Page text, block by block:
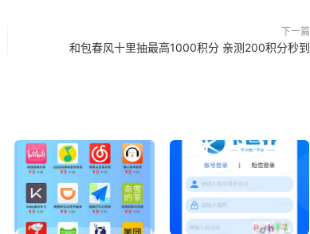
下一篇
和包春风十里抽最高1000积分 亲测200积分秒到